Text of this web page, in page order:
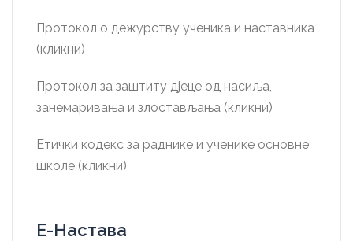
Протокол о дежурству ученика и наставника
(кликни)
Протокол за заштиту дјеце од насиља,
занемаривања и злостављања (кликни)
Етички кодекс за раднике и ученике основне
школе (кликни)
Е-Настава